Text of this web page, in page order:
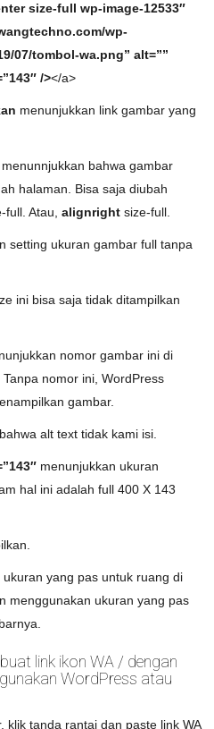
size-full wp-image-12533″
wp-
07/tombol-wa.png” alt=””
/></a>
menunjukkan link gambar yang
menunnjukkan bahwa gambar
halaman. Bisa saja diubah
full. Atau, alignright size-full.
setting ukuran gambar full tanpa
ini bisa saja tidak ditampilkan
nomor gambar ini di
nomor ini, WordPress
gambar.
alt text tidak kami isi.
menunjukkan ukuran
hal ini adalah full 400 X 143
ukuran yang pas untuk ruang di
menggunakan ukuran yang pas
link ikon WA / dengan
WordPress atau
klik tanda rantai dan paste link WA